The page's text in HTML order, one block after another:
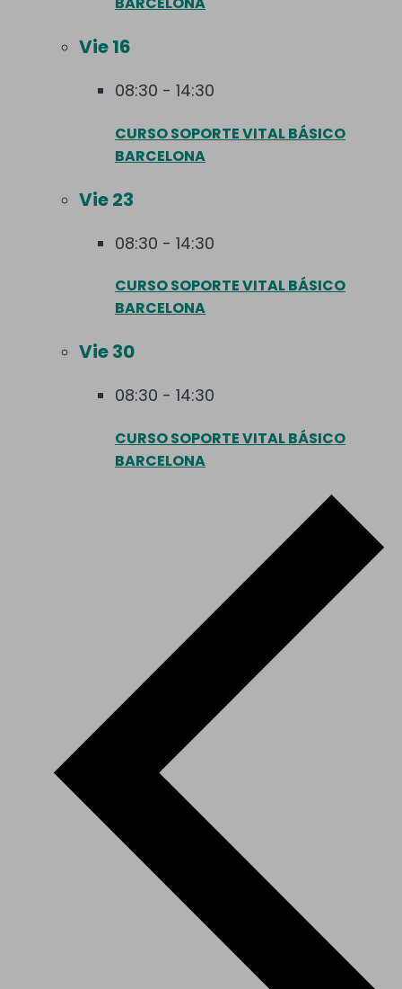
Vie16
08:30 - 14:30
CURSO SOPORTE VITAL BÁSICO
BARCELONA
Vie23
08:30 - 14:30
CURSO SOPORTE VITAL BÁSICO
BARCELONA
Vie30
08:30 - 14:30
CURSO SOPORTE VITAL BÁSICO
BARCELONA